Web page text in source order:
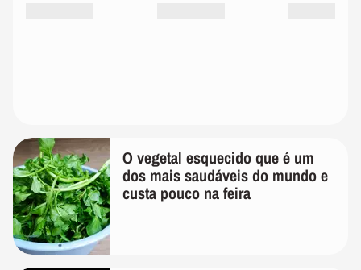
O vegetal esquecido que é um
dos mais saudáveis do mundo e
custa pouco na feira